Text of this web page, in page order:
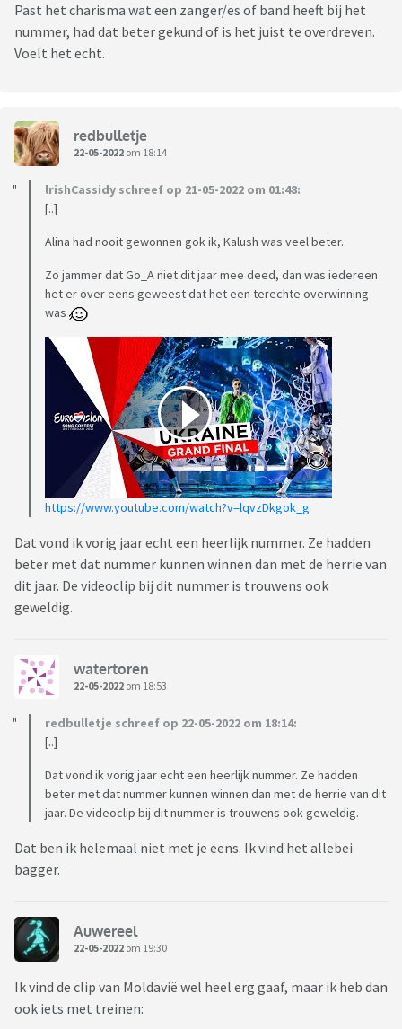
Past het charisma wat een zanger/es of band heeft bij het
nummer, had dat beter gekund of is het juist te overdreven.
Voelt het echt.
redbulletje
22-05-2022 om 18:14
lrishCassidy schreef op 21-05-2022 om 01:48:
[..]
Alina had nooit gewonnen gok ik, Kalush was veel beter.
Zo jammer dat Go_A niet dit jaar mee deed, dan was iedereen
het er over eens geweest dat het een terechte overwinning
was
https://www.youtube.com/watch?v=lqvzDkgok_g
Dat vond ik vorig jaar echt een heerlijk nummer. Ze hadden
beter met dat nummer kunnen winnen dan met de herrie van
dit jaar. De videoclip bij dit nummer is trouwens ook
geweldig.
watertoren
22-05-2022 om 18:53
redbulletje schreef op 22-05-2022 om 18:14:
[..]
Dat vond ik vorig jaar echt een heerlijk nummer. Ze hadden
beter met dat nummer kunnen winnen dan met de herrie van dit
jaar. De videoclip bij dit nummer is trouwens ook geweldig.
Dat ben ik helemaal niet met je eens. Ik vind het allebei
bagger.
Auwereel
22-05-2022 om 19:30
Ik vind de clip van Moldavië wel heel erg gaaf, maar ik heb dan
ook iets met treinen: